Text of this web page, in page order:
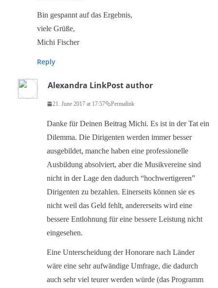
Bin gespannt auf das Ergebnis,
viele Grüße,
Michi Fischer
Reply
Alexandra LinkPost author
21. June 2017 at 17:57 Permalink
Danke für Deinen Beitrag Michi. Es ist in der Tat ein
Dilemma. Die Dirigenten werden immer besser
ausgebildet, manche haben eine professionelle
Ausbildung absolviert, aber die Musikvereine sind
nicht in der Lage den dadurch “hochwertigeren”
Dirigenten zu bezahlen. Einerseits können sie es
nicht weil das Geld fehlt, andererseits wird eine
bessere Entlohnung für eine bessere Leistung nicht
eingesehen.
Eine Unterscheidung der Honorare nach Länder
wäre eine sehr aufwändige Umfrage, die dadurch
auch sehr viel teurer werden würde (das Programm